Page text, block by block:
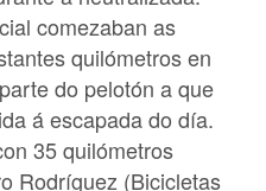
comezaban as
quilómetros en
do pelotón a que
á escapada do día.
35 quilómetros
Rodríguez (Bicicletas